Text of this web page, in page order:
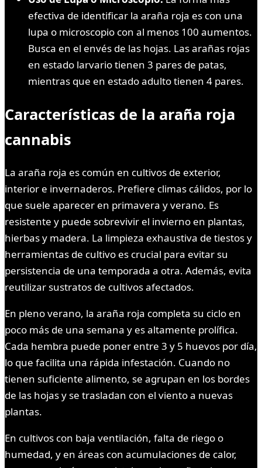
efectiva de identificar la araña roja es con una
lupa o microscopio con al menos 100 aumentos.
Busca en el envés de las hojas. Las arañas rojas
en estado larvario tienen 3 pares de patas,
mientras que en estado adulto tienen 4 pares.
Características de la araña roja
cannabis
La araña roja es común en cultivos de exterior,
interior e invernaderos. Prefiere climas cálidos, por lo
que suele aparecer en primavera y verano. Es
resistente y puede sobrevivir el invierno en plantas,
hierbas y madera. La limpieza exhaustiva de tiestos y
herramientas de cultivo es crucial para evitar su
persistencia de una temporada a otra. Además, evita
reutilizar sustratos de cultivos afectados.
En pleno verano, la araña roja completa su ciclo en
poco más de una semana y es altamente prolífica.
Cada hembra puede poner entre 3 y 5 huevos por día,
lo que facilita una rápida infestación. Cuando no
tienen suficiente alimento, se agrupan en los bordes
de las hojas y se trasladan con el viento a nuevas
plantas.
En cultivos con baja ventilación, falta de riego o
humedad, y en áreas con acumulaciones de calor,